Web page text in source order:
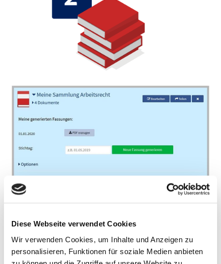
Diese Webseite verwendet Cookies
Wir verwenden Cookies, um Inhalte und Anzeigen zu
personalisieren, Funktionen für soziale Medien anbieten